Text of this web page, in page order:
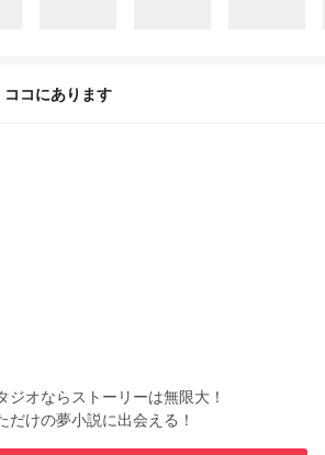
ココにあります
ジオならストーリーは無限大！
だけの夢小説に出会える！